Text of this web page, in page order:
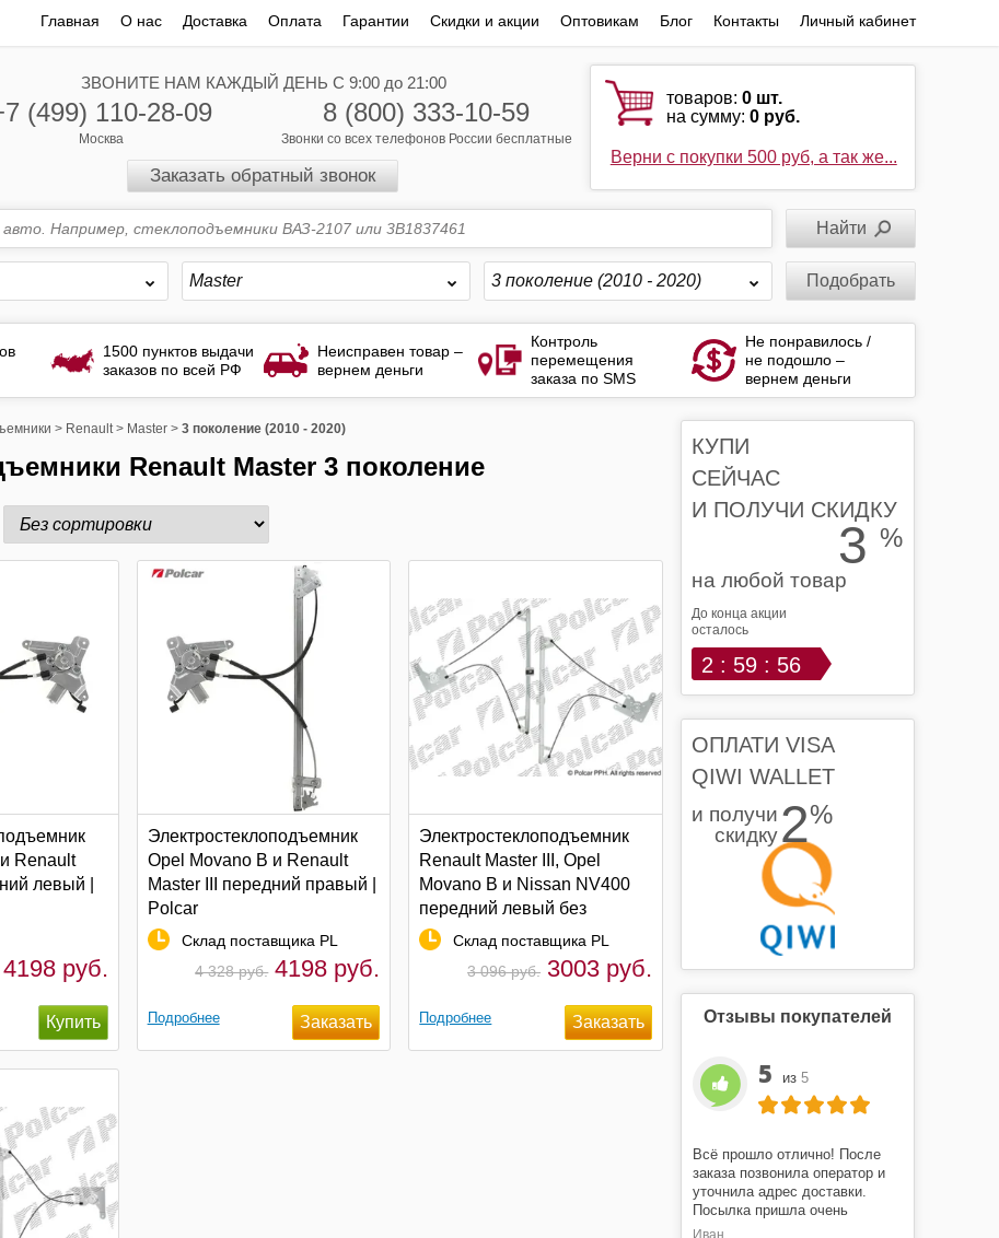
Главная О нас Доставка Оплата Гарантии Скидки и акции Оптовикам Блог Контакты Личный кабинет
ЗВОНИТЕ НАМ КАЖДЫЙ ДЕНЬ С 9:00 до 21:00
(499) 110-28-09
Москва
8 (800) 333-10-59
Звонки со всех телефонов России бесплатные
Заказать обратный звонок
товаров:0 шт.
на сумму:0 руб.
Верни с покупки 500 руб, а так же...
Master 3 поколение (2010 - 2020) Подобрать
1500 пунктов выдачи
заказов по всей РФ
Неисправен товар –
вернем деньги
Контроль
перемещения
заказа по SMS
Не понравилось /
не подошло –
вернем деньги
> Renault > Master > 3 поколение (2010 - 2020)
Renault Master 3 поколение
Renault
левый |
4198 руб.
Электростеклоподъемник
Opel Movano B и Renault
Master III передний правый |
Polcar
Склад поставщика PL
4 328 руб. 4198 руб.
Подробнее
Электростеклоподъемник
Renault Master III, Opel
Movano B и Nissan NV400
передний левый без
моторедуктора | Polcar
Склад поставщика PL
3 096 руб. 3003 руб.
Подробнее
КУПИ
СЕЙЧАС
И ПОЛУЧИ СКИДКУ
3 %
на любой товар
До конца акции
осталось
2 : 59 : 55
ОПЛАТИ VISA
QIWI WALLET
и получи
скидку2%
Отзывы покупателей
5 из5
Всё прошло отлично! После
заказа позвонила оператор и
уточнила адрес доставки.
Посылка пришла очень
быстро! Я очень доволен этим
Иван